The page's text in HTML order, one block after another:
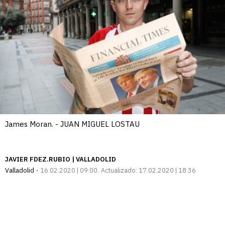
James Moran. - JUAN MIGUEL LOSTAU
JAVIER FDEZ.RUBIO | VALLADOLID
Valladolid
16.02.2020 | 09:00 Actualizado: 17.02.2020 | 18:36